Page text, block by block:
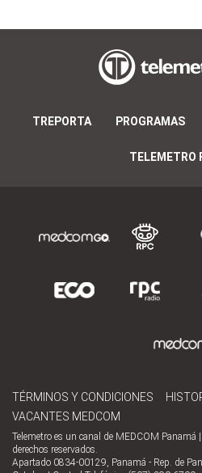
TREPORTA PROGRAMAS
TELEMETRO
TÉRMINOS Y CONDICIONES
VACANTES MEDCOM
Telemetro es un canal de MEDCOM
derechos reservados.
Apartado 0834-00129, Panamá - Rep. de